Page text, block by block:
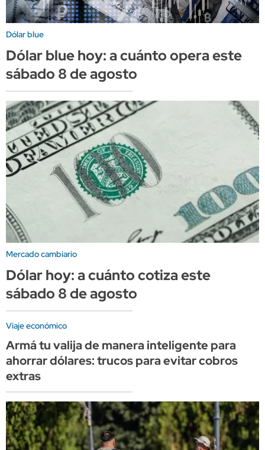
Dólar blue
Dólar blue hoy: a cuánto opera este
sábado 8 de agosto
Mercado cambiario
Dólar hoy: a cuánto cotiza este
sábado 8 de agosto
Viaje económico
Armá tu valija de manera inteligente para
ahorrar dólares: trucos para evitar cobros
extras